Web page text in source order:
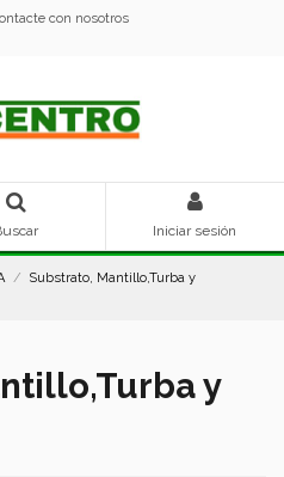
con nosotros
Iniciar sesión
Substrato, Mantillo,Turba y
y